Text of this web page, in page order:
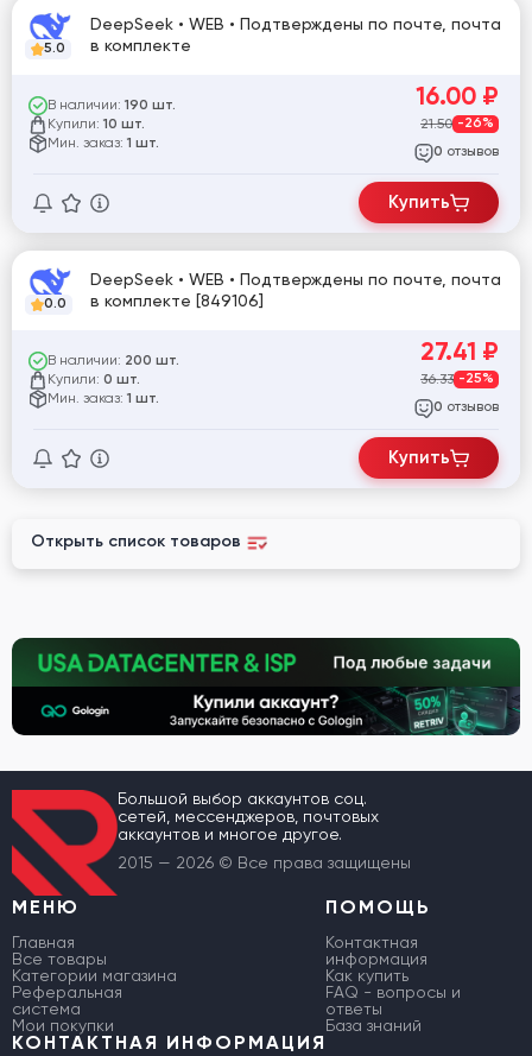
5.0
DeepSeek • WEB • Подтверждены по почте, почта
в комплекте
В наличии: 190 шт.
Купили: 10 шт.
Мин. заказ: 1 шт.
16.00 ₽
21.50 -26%
0 отзывов
Купить
0.0
DeepSeek • WEB • Подтверждены по почте, почта
в комплекте [849106]
В наличии: 200 шт.
Купили: 0 шт.
Мин. заказ: 1 шт.
27.41 ₽
36.33 -25%
0 отзывов
Купить
Открыть список товаров
Большой выбор аккаунтов соц.
сетей, мессенджеров, почтовых
аккаунтов и многое другое.
2015 — 2026 © Все права защищены
МЕНЮ
Главная
Все товары
Категории магазина
Реферальная
система
Мои покупки
ПОМОЩЬ
Контактная
информация
Как купить
FAQ - вопросы и
ответы
База знаний
КОНТАКТНАЯ ИНФОРМАЦИЯ